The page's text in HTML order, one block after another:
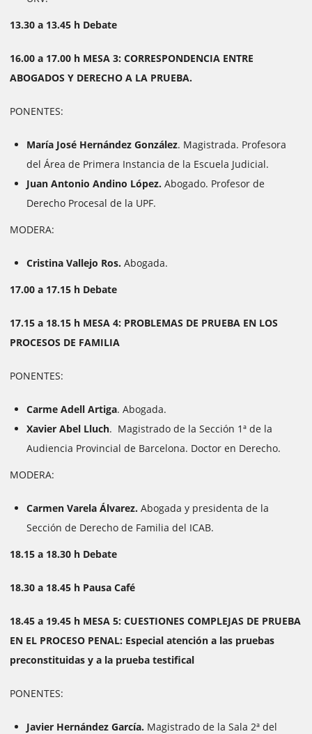
13.30 a 13.45 h Debate
16.00 a 17.00 h MESA 3: CORRESPONDENCIA ENTRE
ABOGADOS Y DERECHO A LA PRUEBA.
PONENTES:
María José Hernández González. Magistrada. Profesora
del Área de Primera Instancia de la Escuela Judicial.
Juan Antonio Andino López. Abogado. Profesor de
Derecho Procesal de la UPF.
MODERA:
Cristina Vallejo Ros. Abogada.
17.00 a 17.15 h Debate
17.15 a 18.15 h MESA 4: PROBLEMAS DE PRUEBA EN LOS
PROCESOS DE FAMILIA
PONENTES:
Carme Adell Artiga. Abogada.
Xavier Abel Lluch. Magistrado de la Sección 1ª de la
Audiencia Provincial de Barcelona. Doctor en Derecho.
MODERA:
Carmen Varela Álvarez. Abogada y presidenta de la
Sección de Derecho de Familia del ICAB.
18.15 a 18.30 h Debate
18.30 a 18.45 h Pausa Café
18.45 a 19.45 h MESA 5: CUESTIONES COMPLEJAS DE PRUEBA
EN EL PROCESO PENAL: Especial atención a las pruebas
preconstituidas y a la prueba testifical
PONENTES:
Javier Hernández García. Magistrado de la Sala 2ª del